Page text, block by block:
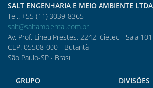
SALT ENGENHARIA E MEIO AMBIENTE LTDA
Tel.: +55 (11) 3039-8365
salt@saltambiental.com.br
Av. Prof. Lineu Prestes, 2242, Cietec - Sala 101
CEP: 05508-000 - Butantã
São Paulo-SP - Brasil
GRUPO
DIVISÕES